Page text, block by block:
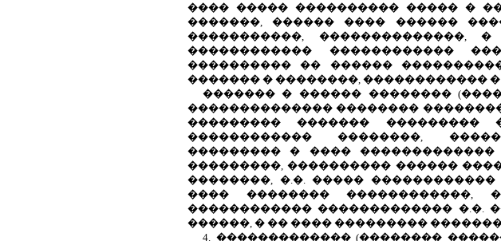
���� ����� ���������� ����� �
�������, ������ ���� ������
�����������,
������������ ������������
���������� �� ������
������� � ��������, ������������
������� � ������ ��������
�������������� ��������
��������� ������� ���������
������������ ��������,
��������� � ����
���������, ���������� ������
��������, �.�. �����
���� �������� ������������,
������������ ������������� �.�.
������, � �� ���� ���������
4. ������������� (��������